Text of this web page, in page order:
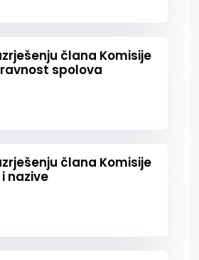
člana Komisije
spolova
člana Komisije
nazive